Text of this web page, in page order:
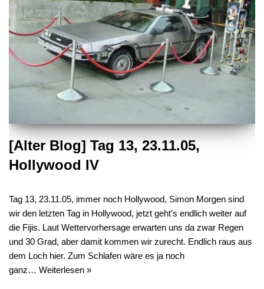
[Alter Blog] Tag 13, 23.11.05,
Hollywood IV
Tag 13, 23.11.05, immer noch Hollywood, Simon Morgen sind
wir den letzten Tag in Hollywood, jetzt geht’s endlich weiter auf
die Fijis. Laut Wettervorhersage erwarten uns da zwar Regen
und 30 Grad, aber damit kommen wir zurecht. Endlich raus aus
dem Loch hier. Zum Schlafen wäre es ja noch
ganz… Weiterlesen »